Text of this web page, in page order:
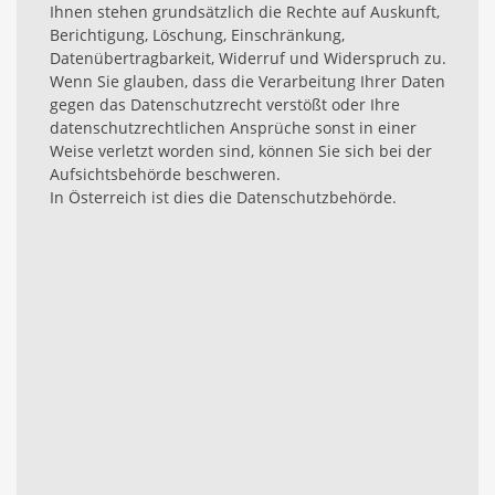
Ihnen stehen grundsätzlich die Rechte auf Auskunft,
Berichtigung, Löschung, Einschränkung,
Datenübertragbarkeit, Widerruf und Widerspruch zu.
Wenn Sie glauben, dass die Verarbeitung Ihrer Daten
gegen das Datenschutzrecht verstößt oder Ihre
datenschutzrechtlichen Ansprüche sonst in einer
Weise verletzt worden sind, können Sie sich bei der
Aufsichtsbehörde beschweren.
In Österreich ist dies die Datenschutzbehörde.